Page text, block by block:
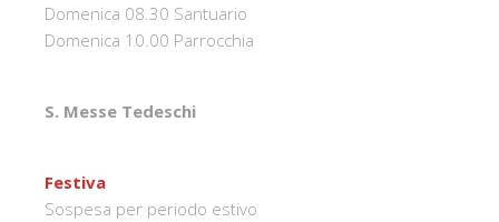
Domenica 08.30 Santuario
Domenica 10.00 Parrocchia
S. Messe Tedeschi
Festiva
Sospesa per periodo estivo